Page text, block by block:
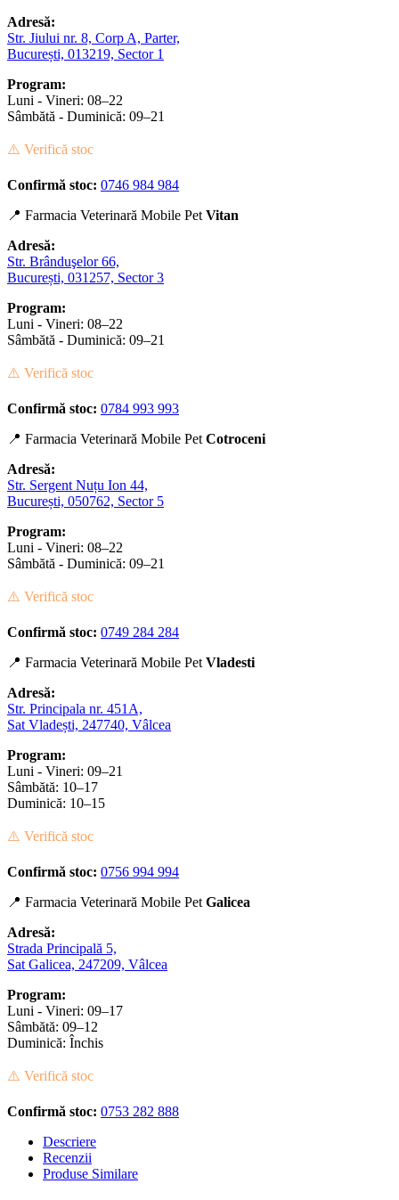
Adresă:
Str. Jiului nr. 8, Corp A, Parter,
București, 013219, Sector 1
Program:
Luni - Vineri: 08–22
Sâmbătă - Duminică: 09–21
⚠️ Verifică stoc
Confirmă stoc: 0746 984 984
📍 Farmacia Veterinară Mobile Pet Vitan
Adresă:
Str. Brânduşelor 66,
București, 031257, Sector 3
Program:
Luni - Vineri: 08–22
Sâmbătă - Duminică: 09–21
⚠️ Verifică stoc
Confirmă stoc: 0784 993 993
📍 Farmacia Veterinară Mobile Pet Cotroceni
Adresă:
Str. Sergent Nuțu Ion 44,
București, 050762, Sector 5
Program:
Luni - Vineri: 08–22
Sâmbătă - Duminică: 09–21
⚠️ Verifică stoc
Confirmă stoc: 0749 284 284
📍 Farmacia Veterinară Mobile Pet Vladesti
Adresă:
Str. Principala nr. 451A,
Sat Vladești, 247740, Vâlcea
Program:
Luni - Vineri: 09–21
Sâmbătă: 10–17
Duminică: 10–15
⚠️ Verifică stoc
Confirmă stoc: 0756 994 994
📍 Farmacia Veterinară Mobile Pet Galicea
Adresă:
Strada Principală 5,
Sat Galicea, 247209, Vâlcea
Program:
Luni - Vineri: 09–17
Sâmbătă: 09–12
Duminică: Închis
⚠️ Verifică stoc
Confirmă stoc: 0753 282 888
Descriere
Recenzii
Produse Similare